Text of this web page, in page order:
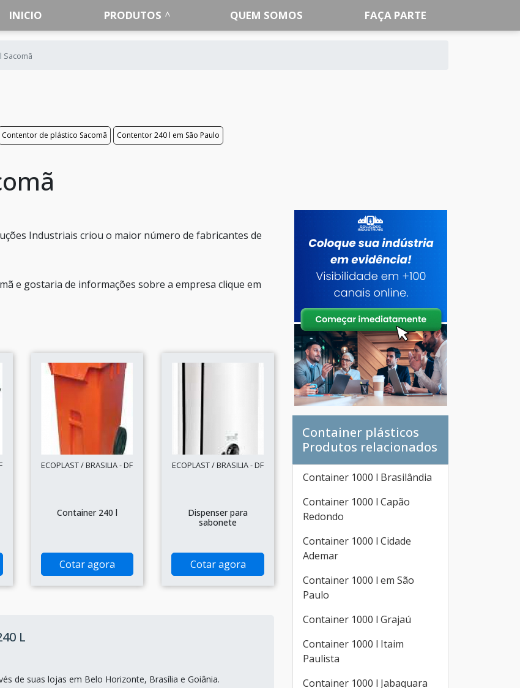
INICIO PRODUTOS QUEM SOMOS FAÇA PARTE
Sacomã
Contentor de plástico Sacomã
Contentor 240 l em São Paulo
Industriais criou o maior número de fabricantes de
e gostaria de informações sobre a empresa clique em
ECOPLAST / BRASILIA - DF
Container 240 l
Cotar agora
ECOPLAST / BRASILIA - DF
Dispenser para
sabonete
Cotar agora
L
de suas lojas em Belo Horizonte, Brasília e Goiânia.
Container plásticos
Produtos relacionados
Container 1000 l Brasilândia
Container 1000 l Capão
Redondo
Container 1000 l Cidade
Ademar
Container 1000 l em São
Paulo
Container 1000 l Grajaú
Container 1000 l Itaim
Paulista
Container 1000 l Jabaquara